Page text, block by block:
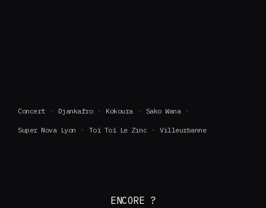
Concert Djankafro Kokoura Sako Wana
Super Nova Lyon Toï Toï Le Zinc Villeurbanne
ENCORE ?